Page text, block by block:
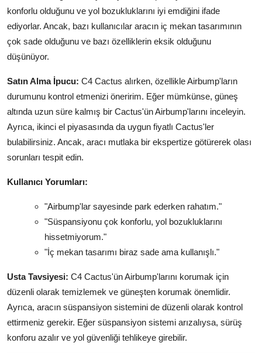
konforlu olduğunu ve yol bozukluklarını iyi emdiğini ifade
ediyorlar. Ancak, bazı kullanıcılar aracın iç mekan tasarımının
çok sade olduğunu ve bazı özelliklerin eksik olduğunu
düşünüyor.
Satın Alma İpucu: C4 Cactus alırken, özellikle Airbump'ların
durumunu kontrol etmenizi öneririm. Eğer mümkünse, güneş
altında uzun süre kalmış bir Cactus'ün Airbump'larını inceleyin.
Ayrıca, ikinci el piyasasında da uygun fiyatlı Cactus'ler
bulabilirsiniz. Ancak, aracı mutlaka bir ekspertize götürerek olası
sorunları tespit edin.
Kullanıcı Yorumları:
"Airbump'lar sayesinde park ederken rahatım."
"Süspansiyonu çok konforlu, yol bozukluklarını
hissetmiyorum."
"İç mekan tasarımı biraz sade ama kullanışlı."
Usta Tavsiyesi: C4 Cactus'ün Airbump'larını korumak için
düzenli olarak temizlemek ve güneşten korumak önemlidir.
Ayrıca, aracın süspansiyon sistemini de düzenli olarak kontrol
ettirmeniz gerekir. Eğer süspansiyon sistemi arızalıysa, sürüş
konforu azalır ve yol güvenliği tehlikeye girebilir.